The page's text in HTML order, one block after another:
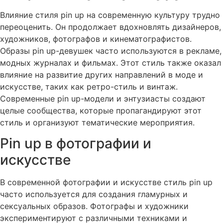
Влияние стиля pin up на современную культуру трудно
переоценить. Он продолжает вдохновлять дизайнеров,
художников, фотографов и кинематографистов.
Образы pin up-девушек часто используются в рекламе,
модных журналах и фильмах. Этот стиль также оказал
влияние на развитие других направлений в моде и
искусстве, таких как ретро-стиль и винтаж.
Современные pin up-модели и энтузиасты создают
целые сообщества, которые пропагандируют этот
стиль и организуют тематические мероприятия.
Pin up в фотографии и
искусстве
В современной фотографии и искусстве стиль pin up
часто используется для создания гламурных и
сексуальных образов. Фотографы и художники
экспериментируют с различными техниками и